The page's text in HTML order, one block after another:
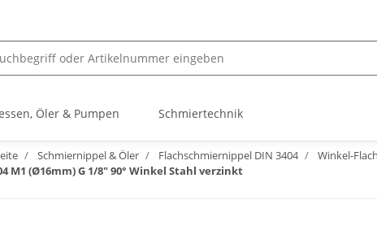
Öler & Pumpen Schmiertechnik
Schmiernippel & Öler Flachschmiernippel DIN 3404
Winkel-
M1 (Ø16mm) G 1/8" 90° Winkel Stahl verzinkt